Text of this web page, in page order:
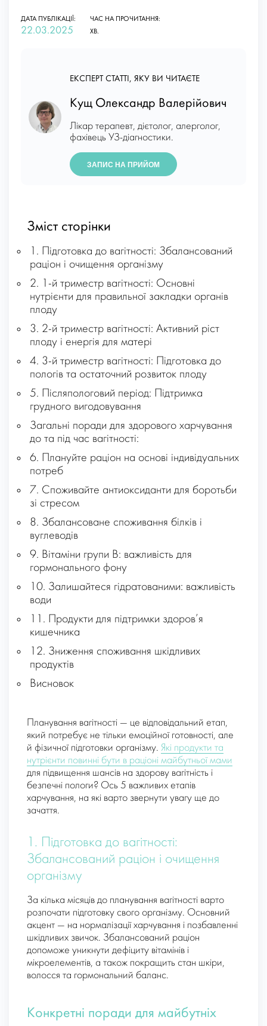
ДАТА ПУБЛІКАЦІЇ:
22.03.2025
ЧАС НА ПРОЧИТАННЯ:
ХВ.
ЕКСПЕРТ СТАТТІ, ЯКУ ВИ ЧИТАЄТЕ
Кущ Олександр Валерійович
Лікар терапевт, дієтолог, алерголог,
фахівець УЗ-діагностики.
ЗАПИС НА ПРИЙОМ
Зміст сторінки
1. Підготовка до вагітності: Збалансований
раціон і очищення організму
2. 1-й триместр вагітності: Основні
нутрієнти для правильної закладки органів
плоду
3. 2-й триместр вагітності: Активний ріст
плоду і енергія для матері
4. 3-й триместр вагітності: Підготовка до
пологів та остаточний розвиток плоду
5. Післяпологовий період: Підтримка
грудного вигодовування
Загальні поради для здорового харчування
до та під час вагітності:
6. Плануйте раціон на основі індивідуальних
потреб
7. Споживайте антиоксиданти для боротьби
зі стресом
8. Збалансоване споживання білків і
вуглеводів
9. Вітаміни групи B: важливість для
гормонального фону
10. Залишайтеся гідратованими: важливість
води
11. Продукти для підтримки здоров’я
кишечника
12. Зниження споживання шкідливих
продуктів
Висновок
Планування вагітності — це відповідальний етап,
який потребує не тільки емоційної готовності, але
й фізичної підготовки організму. Які продукти та
нутрієнти повинні бути в раціоні майбутньої мами
для підвищення шансів на здорову вагітність і
безпечні пологи? Ось 5 важливих етапів
харчування, на які варто звернути увагу ще до
зачаття.
1. Підготовка до вагітності:
Збалансований раціон і очищення
організму
За кілька місяців до планування вагітності варто
розпочати підготовку свого організму. Основний
акцент — на нормалізації харчування і позбавленні
шкідливих звичок. Збалансований раціон
допоможе уникнути дефіциту вітамінів і
мікроелементів, а також покращить стан шкіри,
волосся та гормональний баланс.
Конкретні поради для майбутніх